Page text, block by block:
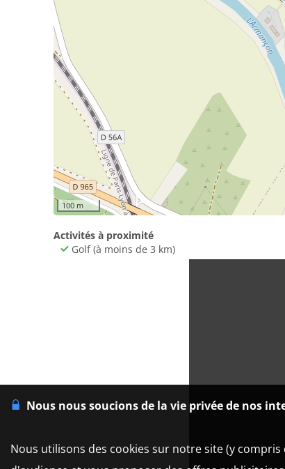
100 m
Activités à proximité
Golf (à moins de 3 km)
Nous nous soucions de la vie privée de nos
Nous utilisons des cookies sur notre site (y